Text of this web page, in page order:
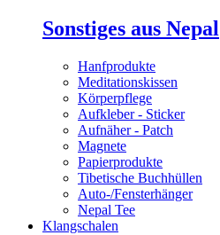
Sonstiges aus Nepal
Hanfprodukte
Meditationskissen
Körperpflege
Aufkleber - Sticker
Aufnäher - Patch
Magnete
Papierprodukte
Tibetische Buchhüllen
Auto-/Fensterhänger
Nepal Tee
Klangschalen